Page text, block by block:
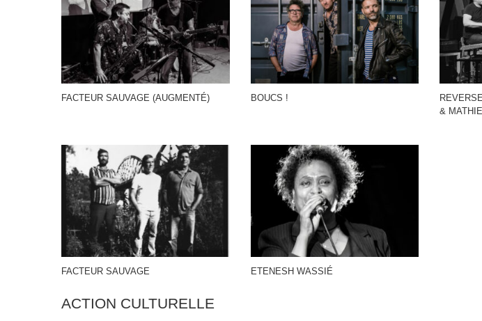
FACTEUR SAUVAGE (AUGMENTÉ) BOUCS !
&
FACTEUR SAUVAGE ETENESH WASSIÉ
ACTION CULTURELLE